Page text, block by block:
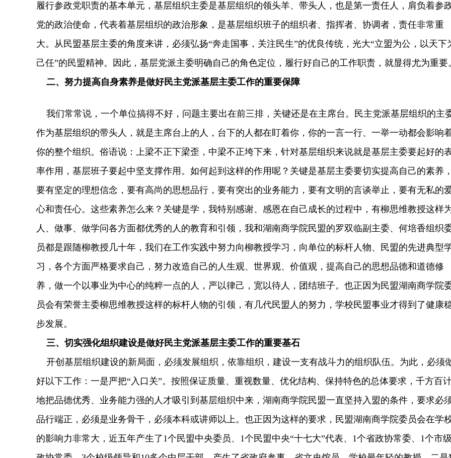
履行参政党职责的基本单元，基层组织主委是基层组织的领头羊、带头人，也是第一责任人，肩负着参
党的政治使命，代表着基层组织的政治形象，是基层组织班子的组织者、指挥者、协调者，责任非常重
大。从民盟基层主委的角度来讲，必须弘扬“奔走国事，关注民生”的优良传统，光大“立盟为公，以天下
己任”的民盟精神。因此，基层党派主委明确自己的角色定位，履行好自己的工作职责，就显得尤为重要
二、努力提高自身素养是做好民主党派基层主委工作的重要保障
我们常常说，一个单位搞得不好，问题主要出在前三排，关键还是在主席台。民主党派基层组织的主
作为基层组织的带头人，就是主席台上的人，台下的人都在盯着你，你的一言一行、一举一动都会影响
你的整个组织。俗语说：上梁不正下梁歪，中梁不正垮下来，针对基层组织来说就是基层主委要起好的
率作用，基层班子要起中坚支撑作用。如何起到这样的作用呢？关键是基层主委要切实提高自己的素养，
要有坚定的理想信念，要有高尚的思想品行，要有突出的业务能力，要有文明的言谈举止，要有无私的
心和责任心。这些素养怎么来？关键是学，我特别感谢、感恩在自己成长的过程中，有柳思维教授这样
人、做事、做学问各方面都优秀的人的教育和引领，我和湖南商学院民盟的罗双临副主委、何培香组织
员都是跟随柳教授几十年，我们在工作实践中努力向柳教授学习，向单位的标杆人物、民盟的先进典型
习，各个方面严格要求自己，努力改造自己的人生观、世界观、价值观，提高自己的思想品德和道德修
养，做一个以事业为中心的纯粹一点的人，严以律己，宽以待人，团结班子。也正因为民盟湖南商学院
员会有荣誉主委柳思维教授这样的标杆人物的引领，有几代民盟人的努力，学校民盟事业才得到了健康
步发展。
三、切实强化组织建设是做好民主党派基层主委工作的重要基石
开创基层组织建设的新局面，必须发展组织，依靠组织，建设一支有战斗力的组织队伍。为此，必须
好以下工作：一是严把“入口关”。按照保证质量、重视数量、优化结构、保持特色的总体要求，千方百
地把品德优秀、业务能力强的人才吸引到基层组织中来，湖南商学院民盟一直坚持入盟的条件，要求必
品行端正，必须是业务骨干，必须本科或讲师以上。也正因为这样的要求，民盟湖南商学院委员会在学
的影响力非常大，近五年产生了1个民盟中央委员、1个民盟中央“十七大”代表、1个省政协常委、1个市级